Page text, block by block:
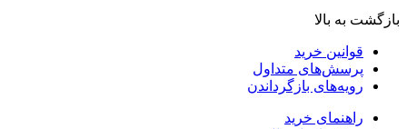
بازگشت به بالا
قوانین خرید
پرسش‌های متداول
رویه‌های بازگرداندن
راهنمای خرید